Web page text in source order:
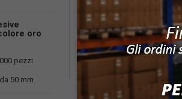
Vendita riservata per
utenti registrati.
LoginoRegistrati
oro
pezzi
50 mm